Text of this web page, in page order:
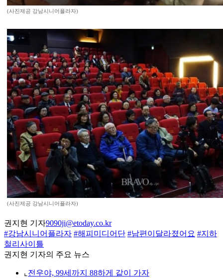
(사진제공 강남시니어플라자)
(사진제공 강남시니어플라자)
권지현 기자9090ji@etoday.co.kr
#강남시니어플라자 #해피미디어단 #남편이달라졌어요 #지하
철리사이틀
권지현 기자의 주요 뉴스
⌞ 전우야, 99세까지 88하게 같이 가자